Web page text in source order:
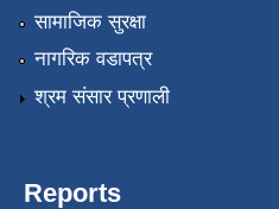
सामाजिक सुरक्षा
नागरिक वडापत्र
श्रम संसार प्रणाली
Reports